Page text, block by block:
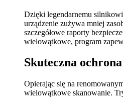
Dzięki legendarnemu
urządzenie zużywa mniej
szczegółowe raporty
wielowątkowe, program
Skuteczna
Opierając się na
wielowątkowe skanowanie.